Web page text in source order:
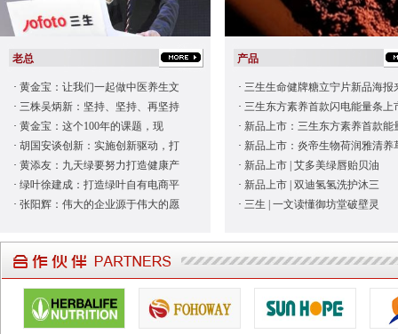
老总
· 黄金宝：让我们一起做中医养生文
· 三株吴炳新：坚持、坚持、再坚持
· 黄金宝：这个100年的课题，现
· 胡国安谈创新：实施创新驱动，打
· 黄添友：九天绿要努力打造健康产
· 绿叶徐建成：打造绿叶自有电商平
· 张阳辉：伟大的企业源于伟大的愿
产品
· 三生生命健牌糖立宁片新品海报
· 三生东方素养首款闪电能量条上
· 新品上市：三生东方素养首款能
· 新品上市：炎帝生物荷润雅清养
· 新品上市 | 艾多美绿唇贻贝油
· 新品上市 | 双迪氢氢洗护沐三
· 三生 | 一文读懂御坊堂破壁灵